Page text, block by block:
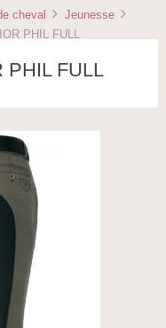
cheval
Jeunesse
PHIL FULL
PHIL FULL